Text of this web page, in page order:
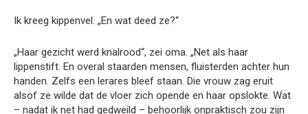
Ik kreeg kippenvel. „En wat deed ze?“
„Haar gezicht werd knalrood“, zei oma. „Net als haar
lippenstift. En overal staarden mensen, fluisterden achter hun
handen. Zelfs een lerares bleef staan. Die vrouw zag eruit
alsof ze wilde dat de vloer zich opende en haar opslokte. Wat
– nadat ik net had gedweild – behoorlijk onpraktisch zou zijn